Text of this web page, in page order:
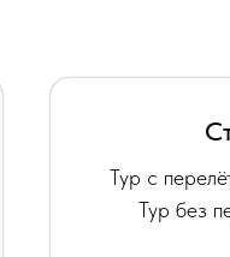
Тур с
Тур без